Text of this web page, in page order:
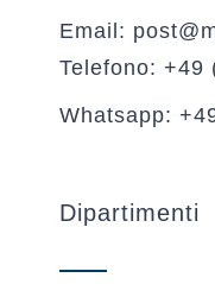
Email:
Telefono: +49
Whatsapp:
Dipartimenti